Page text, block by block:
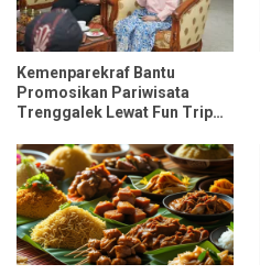
Kemenparekraf Bantu
Promosikan Pariwisata
Trenggalek Lewat Fun Trip
Media Nasional